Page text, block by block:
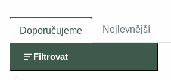
Doporučujeme Nejlevnější
Filtrovat